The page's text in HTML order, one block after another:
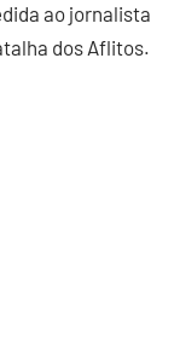
ao jornalista
dos Aflitos.